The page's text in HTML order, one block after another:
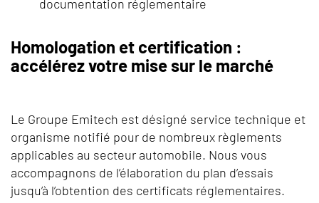
documentation réglementaire
Homologation et certification :
accélérez votre mise sur le marché
Le Groupe Emitech est désigné service technique et
organisme notifié pour de nombreux règlements
applicables au secteur automobile. Nous vous
accompagnons de l’élaboration du plan d’essais
jusqu’à l’obtention des certificats réglementaires.